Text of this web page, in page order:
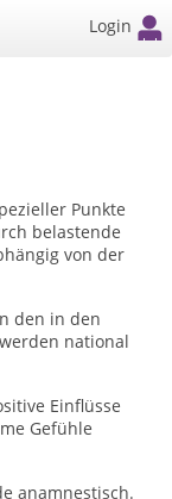
Login
Punkte
belastende
von der
den in den
national
Einflüsse
Gefühle
anamnestisch.